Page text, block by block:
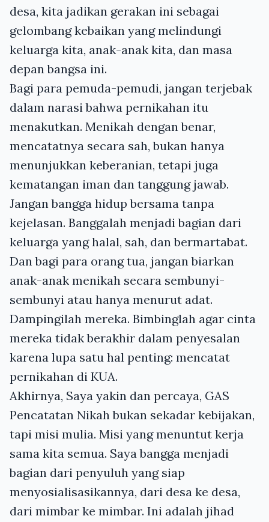
desa, kita jadikan gerakan ini sebagai
gelombang kebaikan yang melindungi
keluarga kita, anak-anak kita, dan masa
depan bangsa ini.
Bagi para pemuda-pemudi, jangan terjebak
dalam narasi bahwa pernikahan itu
menakutkan. Menikah dengan benar,
mencatatnya secara sah, bukan hanya
menunjukkan keberanian, tetapi juga
kematangan iman dan tanggung jawab.
Jangan bangga hidup bersama tanpa
kejelasan. Banggalah menjadi bagian dari
keluarga yang halal, sah, dan bermartabat.
Dan bagi para orang tua, jangan biarkan
anak-anak menikah secara sembunyi-
sembunyi atau hanya menurut adat.
Dampingilah mereka. Bimbinglah agar cinta
mereka tidak berakhir dalam penyesalan
karena lupa satu hal penting: mencatat
pernikahan di KUA.
Akhirnya, Saya yakin dan percaya, GAS
Pencatatan Nikah bukan sekadar kebijakan,
tapi misi mulia. Misi yang menuntut kerja
sama kita semua. Saya bangga menjadi
bagian dari penyuluh yang siap
menyosialisasikannya, dari desa ke desa,
dari mimbar ke mimbar. Ini adalah jihad